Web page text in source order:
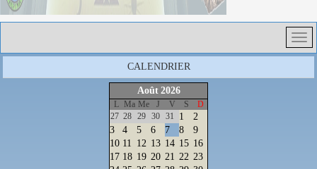
CALENDRIER
Août 2026
L Ma Me J V S
D
27 28 29 30 31 1
2
3
4 5 6 7 8
9
10 11 12 13 14 15 16
17 18 19 20 21 22 23